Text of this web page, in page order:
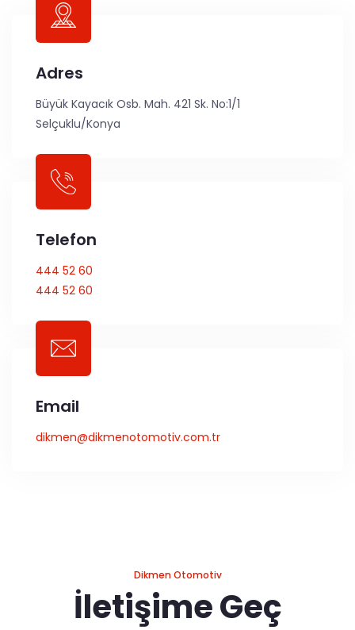
Adres
Büyük Kayacık Osb. Mah. 421 Sk. No:1/1
Selçuklu/Konya
Telefon
444 52 60
444 52 60
Email
dikmen@dikmenotomotiv.com.tr
Dikmen Otomotiv
İletişime Geç